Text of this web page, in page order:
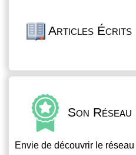
Articles Écrits
Son Réseau
Envie de découvrir le réseau